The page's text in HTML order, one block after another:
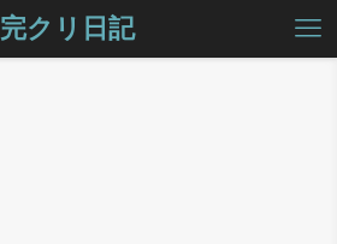
完クリ日記